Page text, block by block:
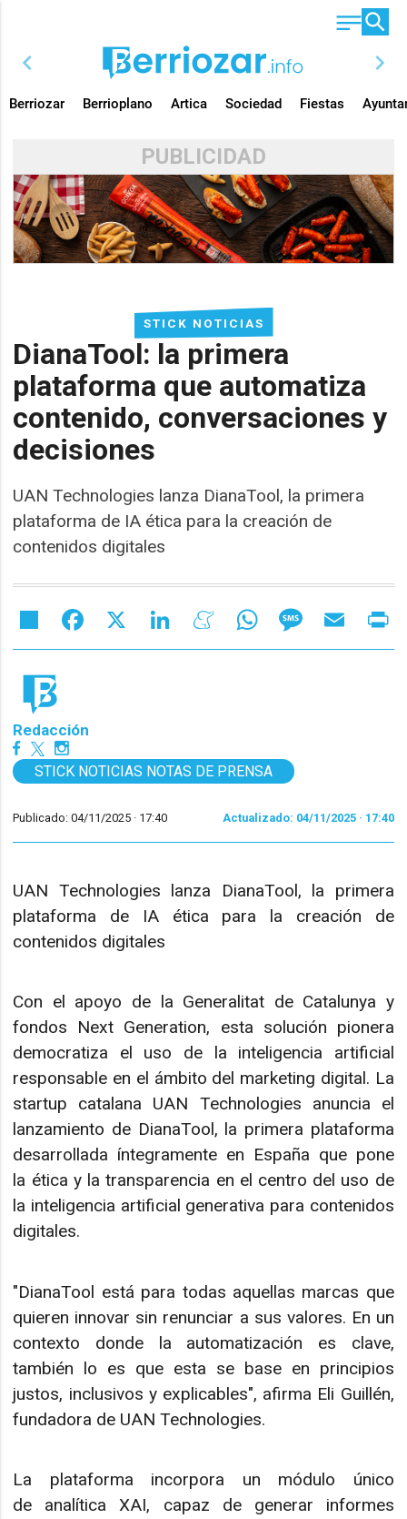
chevron_left chevron_right
Berriozar Berrioplano Artica Sociedad Fiestas
PUBLICIDAD
STICK NOTICIAS
DianaTool: la primera
plataforma que automatiza
contenido, conversaciones y
decisiones
UAN Technologies lanza DianaTool, la primera
plataforma de IA ética para la creación de
contenidos digitales
Share Facebook LinkedIn MeneameWhatsAppMessageEmail
Redacción
STICK NOTICIAS NOTAS DE PRENSA
Publicado: 04/11/2025 · 17:40 Actualizado: 04/11/2025 · 17:40
UAN Technologies lanza DianaTool, la primera
plataforma de IA ética para la creación de
contenidos digitales
Con el apoyo de la Generalitat de Catalunya y
fondos Next Generation, esta solución pionera
democratiza el uso de la inteligencia artificial
responsable en el ámbito del marketing digital. La
startup catalana UAN Technologies anuncia el
lanzamiento de DianaTool, la primera plataforma
desarrollada íntegramente en España que pone
la ética y la transparencia en el centro del uso de
la inteligencia artificial generativa para contenidos
digitales.
"DianaTool está para todas aquellas marcas que
quieren innovar sin renunciar a sus valores. En un
contexto donde la automatización es clave,
también lo es que esta se base en principios
justos, inclusivos y explicables", afirma Eli Guillén,
fundadora de UAN Technologies.
La plataforma incorpora un módulo único
de analítica XAI, capaz de generar informes